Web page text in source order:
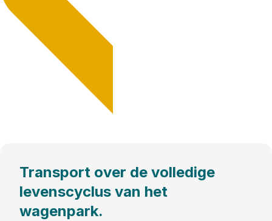
Transport over de volledige
levenscyclus van het
wagenpark.